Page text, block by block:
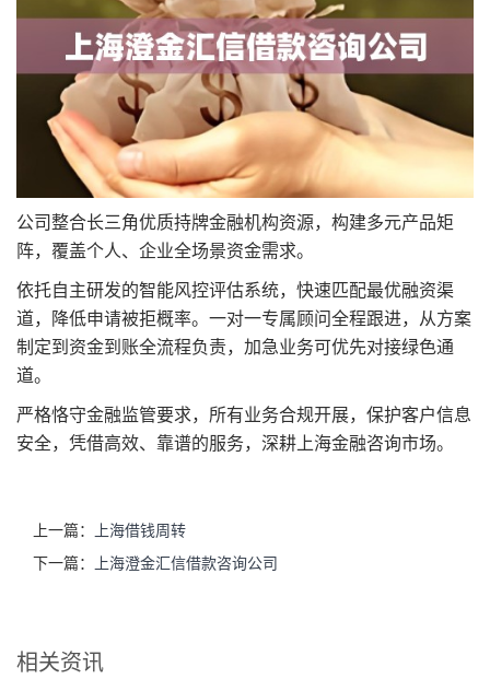
公司整合长三角优质持牌金融机构资源，构建多元产品矩
阵，覆盖个人、企业全场景资金需求。
依托自主研发的智能风控评估系统，快速匹配最优融资渠
道，降低申请被拒概率。一对一专属顾问全程跟进，从方案
制定到资金到账全流程负责，加急业务可优先对接绿色通
道。
严格恪守金融监管要求，所有业务合规开展，保护客户信息
安全，凭借高效、靠谱的服务，深耕上海金融咨询市场。
上一篇：
上海借钱周转
下一篇：
上海澄金汇信借款咨询公司
相关资讯